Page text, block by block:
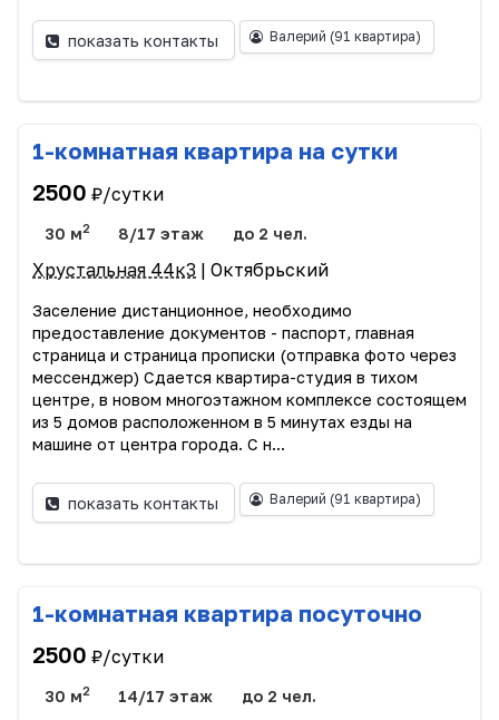
показать контакты Валерий (91 квартира)
1-комнатная квартира на сутки
2500 ₽/сутки
30 м2 8/17 этаж до 2 чел.
Хрустальная 44к3 | Октябрьский
Заселение дистанционное, необходимо
предоставление документов - паспорт, главная
страница и страница прописки (отправка фото через
мессенджер) Сдается квартира-студия в тихом
центре, в новом многоэтажном комплексе состоящем
из 5 домов расположенном в 5 минутах езды на
машине от центра города. С н...
показать контакты Валерий (91 квартира)
1-комнатная квартира посуточно
2500 ₽/сутки
30 м2 14/17 этаж до 2 чел.